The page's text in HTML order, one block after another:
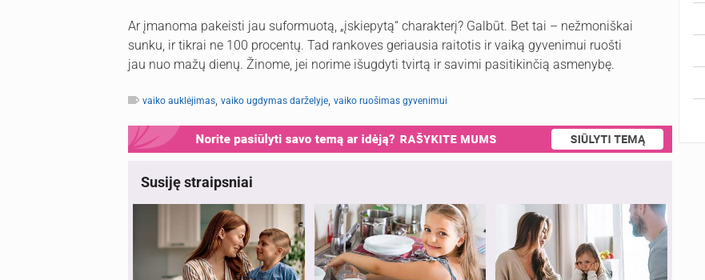
Ar įmanoma pakeisti jau suformuotą, „įskiepytą“ charakterį? Galbūt. Bet tai – nežmoniškai
sunku, ir tikrai ne 100 procentų. Tad rankoves geriausia raitotis ir vaiką gyvenimui ruošti
jau nuo mažų dienų. Žinome, jei norime išugdyti tvirtą ir savimi pasitikinčią asmenybę.
vaiko auklėjimas, vaiko ugdymas darželyje, vaiko ruošimas gyvenimui
Susiję straipsniai